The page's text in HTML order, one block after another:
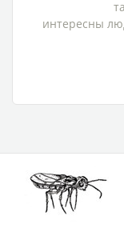
интересны